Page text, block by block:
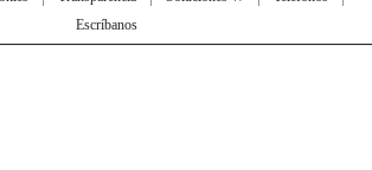
Escríbanos